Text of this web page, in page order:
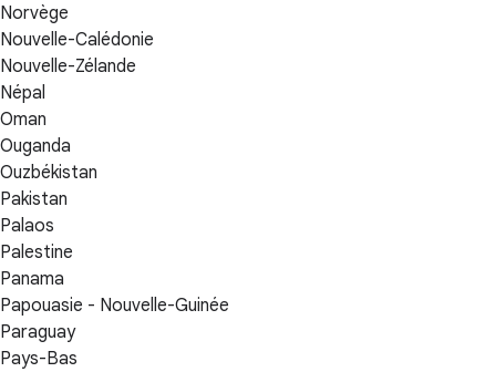
Norvège
Nouvelle-Calédonie
Nouvelle-Zélande
Népal
Oman
Ouganda
Ouzbékistan
Pakistan
Palaos
Palestine
Panama
Papouasie - Nouvelle-Guinée
Paraguay
Pays-Bas